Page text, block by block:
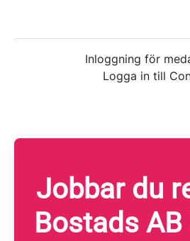
Inloggning för
Logga in till
Jobbar du
Bostads